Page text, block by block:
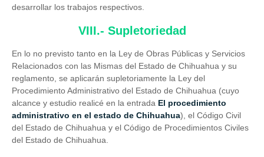
desarrollar los trabajos respectivos.
VIII.- Supletoriedad
En lo no previsto tanto en la Ley de Obras Públicas y Servicios
Relacionados con las Mismas del Estado de Chihuahua y su
reglamento, se aplicarán supletoriamente la Ley del
Procedimiento Administrativo del Estado de Chihuahua (cuyo
alcance y estudio realicé en la entrada El procedimiento
administrativo en el estado de Chihuahua), el Código Civil
del Estado de Chihuahua y el Código de Procedimientos Civiles
del Estado de Chihuahua.